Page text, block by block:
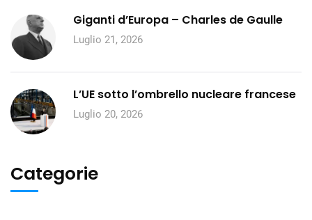
Giganti d’Europa – Charles de Gaulle
Luglio 21, 2026
L’UE sotto l’ombrello nucleare francese
Luglio 20, 2026
Categorie